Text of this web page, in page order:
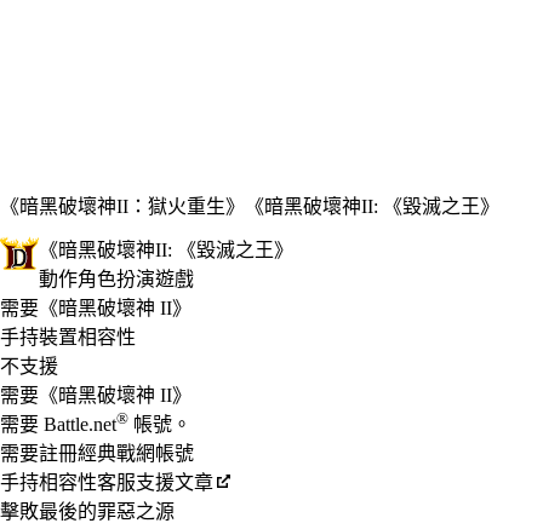
《暗黑破壞神II：獄火重生》 《暗黑破壞神II: 《毀滅之王》
《暗黑破壞神II: 《毀滅之王》
動作角色扮演遊戲
Product Notification
需要《暗黑破壞神 II》
價格
Available actions
手持裝置相容性
不支援
需要《暗黑破壞神 II》
需要 Battle.net® 帳號。
需要註冊經典戰網帳號
手持相容性客服支援文章
擊敗最後的罪惡之源